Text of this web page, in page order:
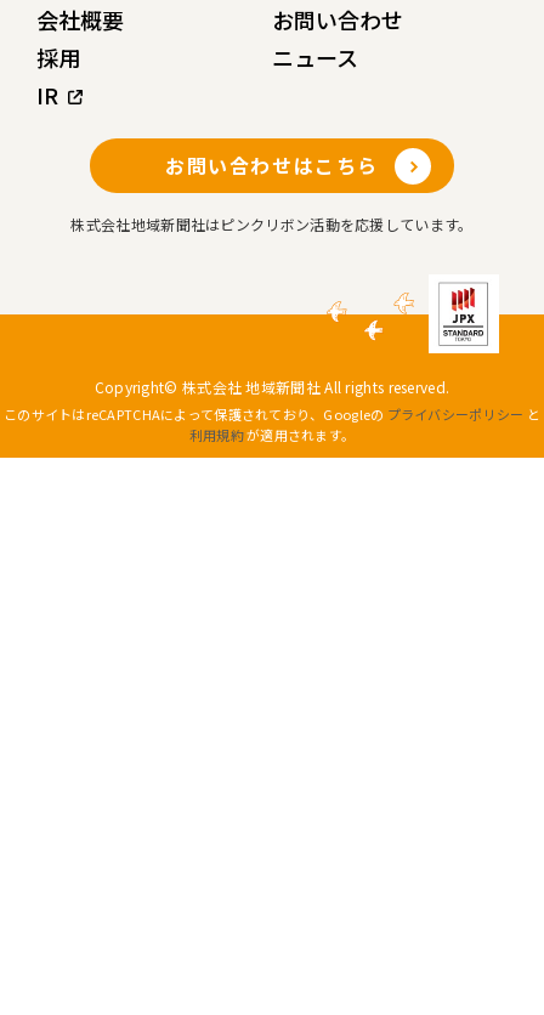
会社概要
採用
IR
お問い合わせ
ニュース
お問い合わせはこちら
株式会社地域新聞社はピンクリボン活動を応援しています。
Copyright© 株式会社 地域新聞社 All rights reserved.
このサイトはreCAPTCHAによって保護されており、Googleの プライバシーポリシー と
利用規約が適用されます。